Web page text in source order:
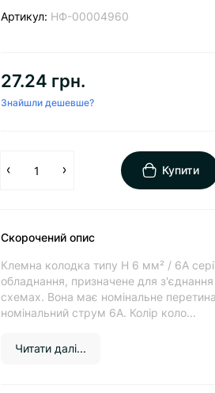
Артикул: НФ-00004960
27.24 грн.
Знайшли дешевше?
Купити
Скорочений опис
Клемна колодка типу Н 6 мм² / 6А
обладнання, призначене для
схемах. Вона має номінальне
номінальний струм 6А. Колір коло...
Читати далі...